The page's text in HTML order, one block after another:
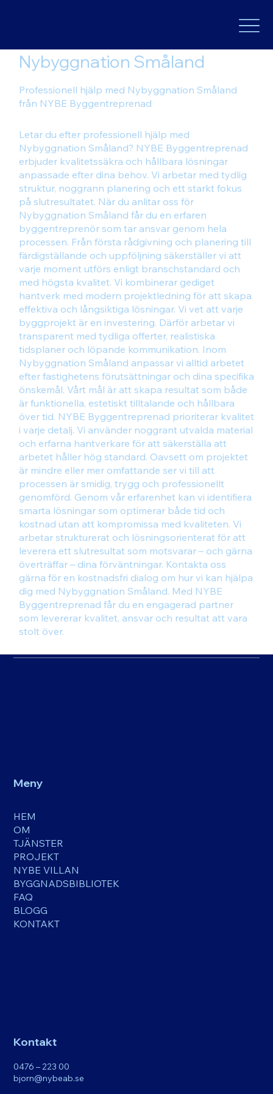
Nybyggnation Småland
Professionell hjälp med Nybyggnation Småland
från NYBE Byggentreprenad
Letar du efter professionell hjälp med
Nybyggnation Småland? NYBE Byggentreprenad
erbjuder kvalitetssäkra och hållbara lösningar
anpassade efter dina behov. Vi arbetar med tydlig
struktur, noggrann planering och ett starkt fokus
på slutresultatet. När du anlitar oss för
Nybyggnation Småland får du en erfaren
byggentreprenör som tar ansvar genom hela
processen. Från första rådgivning och planering till
färdigställande och uppföljning säkerställer vi att
varje moment utförs enligt branschstandard och
med högsta kvalitet. Vi kombinerar gediget
hantverk med modern projektledning för att skapa
effektiva och långsiktiga lösningar. Vi vet att varje
byggprojekt är en investering. Därför arbetar vi
transparent med tydliga offerter, realistiska
tidsplaner och löpande kommunikation. Inom
Nybyggnation Småland anpassar vi alltid arbetet
efter fastighetens förutsättningar och dina specifika
önskemål. Vårt mål är att skapa resultat som både
är funktionella, estetiskt tilltalande och hållbara
över tid. NYBE Byggentreprenad prioriterar kvalitet
i varje detalj. Vi använder noggrant utvalda material
och erfarna hantverkare för att säkerställa att
arbetet håller hög standard. Oavsett om projektet
är mindre eller mer omfattande ser vi till att
processen är smidig, trygg och professionellt
genomförd. Genom vår erfarenhet kan vi identifiera
smarta lösningar som optimerar både tid och
kostnad utan att kompromissa med kvaliteten. Vi
arbetar strukturerat och lösningsorienterat för att
leverera ett slutresultat som motsvarar – och gärna
överträffar – dina förväntningar. Kontakta oss
gärna för en kostnadsfri dialog om hur vi kan hjälpa
dig med Nybyggnation Småland. Med NYBE
Byggentreprenad får du en engagerad partner
som levererar kvalitet, ansvar och resultat att vara
stolt över.
Meny
HEM
OM
TJÄNSTER
PROJEKT
NYBE VILLAN
BYGGNADSBIBLIOTEK
FAQ
BLOGG
KONTAKT
Kontakt
0476 – 223 00
bjorn@nybeab.se